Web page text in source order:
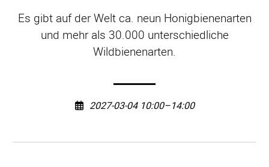
Es gibt auf der Welt ca. neun Honigbienenarten
und mehr als 30.000 unterschiedliche
Wildbienenarten.
2027-03-04 10:00–14:00